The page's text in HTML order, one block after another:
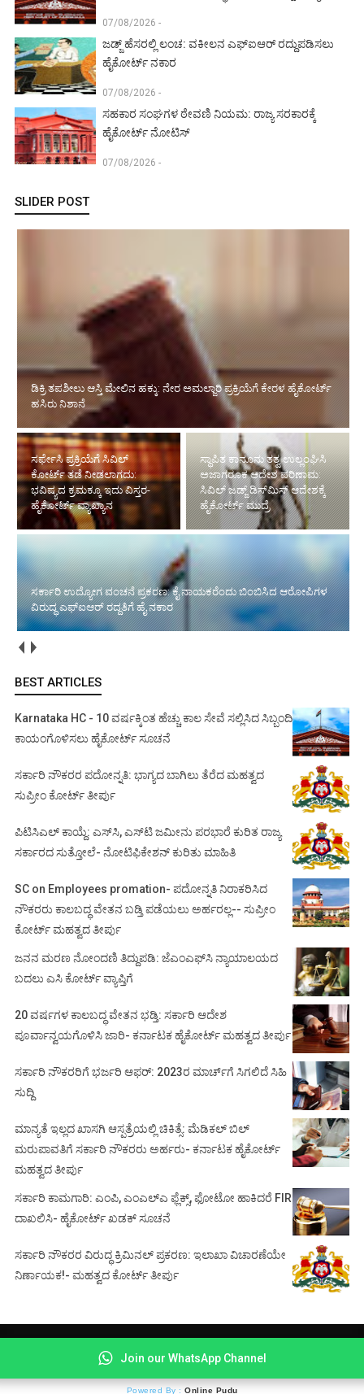
07/08/2026 -
ಜಡ್ಜ್ ಹೆಸರಲ್ಲಿ ಲಂಚ: ವಕೀಲನ ಎಫ್‌ಐಆರ್ ರದ್ದುಪಡಿಸಲು
ಹೈಕೋರ್ಟ್ ನಕಾರ
07/08/2026 -
ಸಹಕಾರ ಸಂಘಗಳ ಠೇವಣಿ ನಿಯಮ: ರಾಜ್ಯ ಸರಕಾರಕ್ಕೆ
ಹೈಕೋರ್ಟ್ ನೋಟಿಸ್
07/08/2026 -
SLIDER POST
ಡಿಕ್ರಿ ತಪಶೀಲು ಆಸ್ತಿ ಮೇಲಿನ ಹಕ್ಕು: ನೇರ ಅಮಲ್ಜಾರಿ ಪ್ರಕ್ರಿಯೆಗೆ ಕೇರಳ ಹೈಕೋರ್ಟ್
ಹಸಿರು ನಿಶಾನೆ
ಸರ್ಫೇಸಿ ಪ್ರಕ್ರಿಯೆಗೆ ಸಿವಿಲ್
ಕೋರ್ಟ್ ತಡೆ ನೀಡಲಾಗದು:
ಭವಿಷ್ಯದ ಕ್ರಮಕ್ಕೂ ಇದು ವಿಸ್ತರ-
ಹೈಕೋರ್ಟ್ ವ್ಯಾಖ್ಯಾನ
ಸ್ಥಾಪಿತ ಕಾನೂನು ತತ್ವ ಉಲ್ಲಂಘಿಸಿ
ಅಜಾಗರೂಕ ಆದೇಶ ಪರಿಣಾಮ:
ಸಿವಿಲ್ ಜಡ್ಜ್ ಡಿಸ್‌ಮಿಸ್ ಆದೇಶಕ್ಕೆ
ಹೈಕೋರ್ಟ್ ಮುದ್ರೆ
ಸರ್ಕಾರಿ ಉದ್ಯೋಗ ವಂಚನೆ ಪ್ರಕರಣ: ಕೈ ನಾಯಕರೆಂದು ಬಿಂಬಿಸಿದ ಆರೋಪಿಗಳ
ವಿರುದ್ಧ ಎಫ್‌ಐಆರ್ ರದ್ದತಿಗೆ ಹೈ ನಕಾರ
BEST ARTICLES
Karnataka HC - 10 ವರ್ಷಕ್ಕಿಂತ ಹೆಚ್ಚು ಕಾಲ ಸೇವೆ ಸಲ್ಲಿಸಿದ ಸಿಬ್ಬಂದಿ
ಕಾಯಂಗೊಳಿಸಲು ಹೈಕೋರ್ಟ್ ಸೂಚನೆ
ಸರ್ಕಾರಿ ನೌಕರರ ಪದೋನ್ನತಿ: ಭಾಗ್ಯದ ಬಾಗಿಲು ತೆರೆದ ಮಹತ್ವದ
ಸುಪ್ರೀಂ ಕೋರ್ಟ್ ತೀರ್ಪು
ಪಿಟಿಸಿಎಲ್ ಕಾಯ್ದೆ: ಎಸ್‌ಸಿ, ಎಸ್‌ಟಿ ಜಮೀನು ಪರಭಾರೆ ಕುರಿತ ರಾಜ್ಯ
ಸರ್ಕಾರದ ಸುತ್ತೋಲೆ- ನೋಟಿಫಿಕೇಶನ್‌ ಕುರಿತು ಮಾಹಿತಿ
SC on Employees promation- ಪದೋನ್ನತಿ ನಿರಾಕರಿಸಿದ
ನೌಕರರು ಕಾಲಬದ್ಧ ವೇತನ ಬಡ್ತಿ ಪಡೆಯಲು ಅರ್ಹರಲ್ಲ-- ಸುಪ್ರೀಂ
ಕೋರ್ಟ್ ಮಹತ್ವದ ತೀರ್ಪು
ಜನನ ಮರಣ ನೋಂದಣಿ ತಿದ್ದುಪಡಿ: ಜೆಎಂಎಫ್‌ಸಿ ನ್ಯಾಯಾಲಯದ
ಬದಲು ಎಸಿ ಕೋರ್ಟ್‌ ವ್ಯಾಪ್ತಿಗೆ
20 ವರ್ಷಗಳ ಕಾಲಬದ್ಧ ವೇತನ ಭಡ್ತಿ: ಸರ್ಕಾರಿ ಆದೇಶ
ಪೂರ್ವಾನ್ವಯಗೊಳಿಸಿ ಜಾರಿ- ಕರ್ನಾಟಕ ಹೈಕೋರ್ಟ್ ಮಹತ್ವದ ತೀರ್ಪು
ಸರ್ಕಾರಿ ನೌಕರರಿಗೆ ಭರ್ಜರಿ ಆಫರ್: 2023ರ ಮಾರ್ಚ್‌ಗೆ ಸಿಗಲಿದೆ ಸಿಹಿ
ಸುದ್ದಿ
ಮಾನ್ಯತೆ ಇಲ್ಲದ ಖಾಸಗಿ ಆಸ್ಪತ್ರೆಯಲ್ಲಿ ಚಿಕಿತ್ಸೆ: ಮೆಡಿಕಲ್ ಬಿಲ್
ಮರುಪಾವತಿಗೆ ಸರ್ಕಾರಿ ನೌಕರರು ಅರ್ಹರು- ಕರ್ನಾಟಕ ಹೈಕೋರ್ಟ್
ಮಹತ್ವದ ತೀರ್ಪು
ಸರ್ಕಾರಿ ಕಾಮಗಾರಿ: ಎಂಪಿ, ಎಂಎಲ್‌ಎ ಫ್ಲೆಕ್ಸ್‌, ಫೋಟೋ ಹಾಕಿದರೆ FIR
ದಾಖಲಿಸಿ- ಹೈಕೋರ್ಟ್‌ ಖಡಕ್ ಸೂಚನೆ
ಸರ್ಕಾರಿ ನೌಕರರ ವಿರುದ್ಧ ಕ್ರಿಮಿನಲ್ ಪ್ರಕರಣ: ಇಲಾಖಾ ವಿಚಾರಣೆಯೇ
ನಿರ್ಣಾಯಕ!- ಮಹತ್ವದ ಕೋರ್ಟ್ ತೀರ್ಪು
© Copyright 2021 -COURT BEAT NEWS
Join our WhatsApp Channel
Powered By : Online Pudu